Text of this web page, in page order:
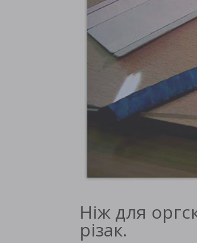
Ніж для
різак.